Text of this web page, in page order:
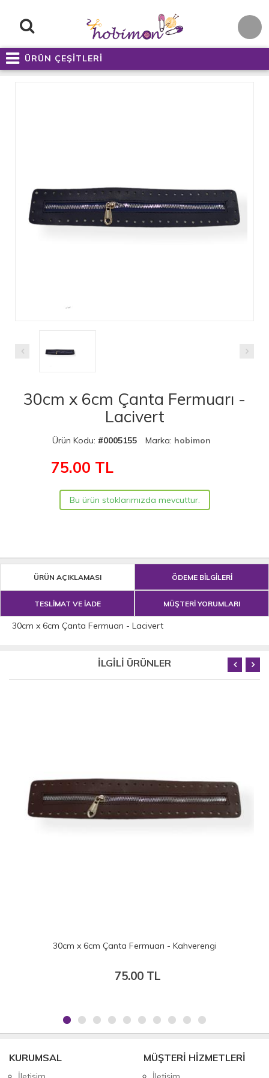
ÜRÜN ÇEŞİTLERİ
30cm x 6cm Çanta Fermuarı -
Lacivert
Ürün Kodu: #0005155 Marka: hobimon
75.00 TL
Bu ürün stoklarımızda mevcuttur.
ÜRÜN AÇIKLAMASI ÖDEME BİLGİLERİ
TESLİMAT VE İADE MÜŞTERİ YORUMLARI
30cm x 6cm Çanta Fermuarı - Lacivert
İLGİLİ ÜRÜNLER
30cm x 6cm Çanta Fermuarı - Taba
KURUMSAL MÜŞTERİ HİZMETLERİ